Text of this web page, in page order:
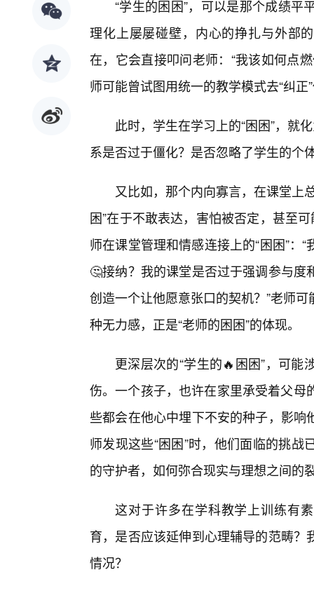
“学生的困困”，可以是那个成绩
理化上屡屡碰壁，内心的挣扎与外部
在，它会直接叩问老师：“我该如何点
师可能曾试图用统一的教学模式去“纠
此时，学生在学习上的“困困”，就
系是否过于僵化？是否忽略了学生的个
又比如，那个内向寡言，在课堂上
困”在于不敢表达，害怕被否定，甚至
师在课堂管理和情感连接上的“困困”：
🤔接纳？我的课堂是否过于强调参与
创造一个让他愿意张口的契机？”老师
种无力感，正是“老师的困困”的体现。
更深层次的“学生的🔥困困”，可
伤。一个孩子，也许在家里承受着父
些都会在他心中埋下不安的种子，影
师发现这些“困困”时，他们面临的挑
的守护者，如何弥合现实与理想之间的
这对于许多在学科教学上训练有
育，是否应该延伸到心理辅导的范畴
情况？